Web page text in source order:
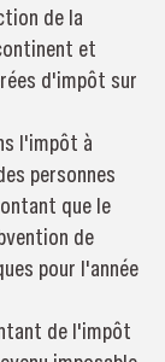
de la
et
d'impôt sur
l'impôt à
personnes
que le
de
pour l'année
de l'impôt